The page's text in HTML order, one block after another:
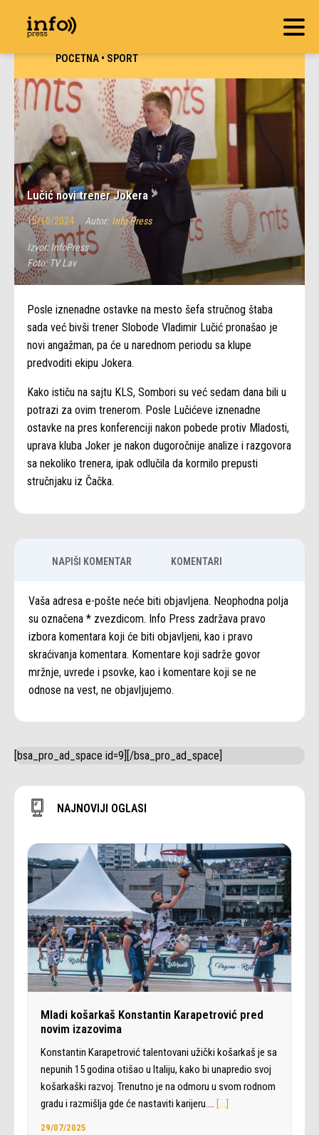
POČETNA•SPORT
Lučić novi trener Jokera
15/10/2024 Autor: Info Press
Izvor:InfoPress
Foto: TV Lav
Posle iznenadne ostavke na mesto šefa stručnog štaba
sada već bivši trener Slobode Vladimir Lučić pronašao je
novi angažman, pa će u narednom periodu sa klupe
predvoditi ekipu Jokera.
Kako ističu na sajtu KLS, Sombori su već sedam dana bili u
potrazi za ovim trenerom. Posle Lučićeve iznenadne
ostavke na pres konferenciji nakon pobede protiv Mladosti,
uprava kluba Joker je nakon dugoročnije analize i razgovora
sa nekoliko trenera, ipak odlučila da kormilo prepusti
stručnjaku iz Čačka.
NAPIŠI KOMENTAR KOMENTARI
Vaša adresa e-pošte neće biti objavljena. Neophodna polja
su označena * zvezdicom. Info Press zadržava pravo
izbora komentara koji će biti objavljeni, kao i pravo
skraćivanja komentara. Komentare koji sadrže govor
mržnje, uvrede i psovke, kao i komentare koji se ne
odnose na vest, ne objavljujemo.
[bsa_pro_ad_space id=9][/bsa_pro_ad_space]
NAJNOVIJI OGLASI
Mladi košarkaš Konstantin Karapetrović pred
novim izazovima
Konstantin Karapetrović talentovani užički košarkaš je sa
nepunih 15 godina otišao u Italiju, kako bi unapredio svoj
košarkaški razvoj. Trenutno je na odmoru u svom rodnom
gradu i razmišlja gde će nastaviti karijeru.… […]
29/07/2025